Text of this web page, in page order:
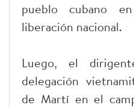
pueblo cubano
liberación nacional.
Luego, el
delegación
de Martí en el